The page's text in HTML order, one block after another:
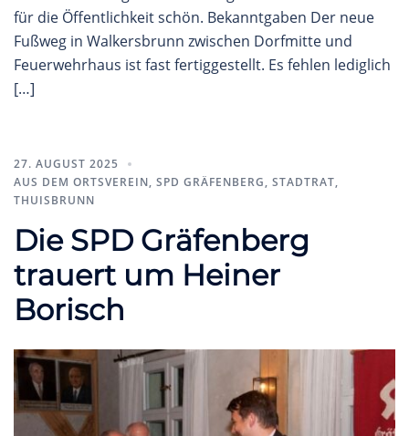
für die Öffentlichkeit schön. Bekanntgaben Der neue
Fußweg in Walkersbrunn zwischen Dorfmitte und
Feuerwehrhaus ist fast fertiggestellt. Es fehlen lediglich
[…]
27. AUGUST 2025
AUS DEM ORTSVEREIN, SPD GRÄFENBERG, STADTRAT,
THUISBRUNN
Die SPD Gräfenberg
trauert um Heiner
Borisch